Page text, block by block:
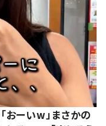
ーいw」まさかの